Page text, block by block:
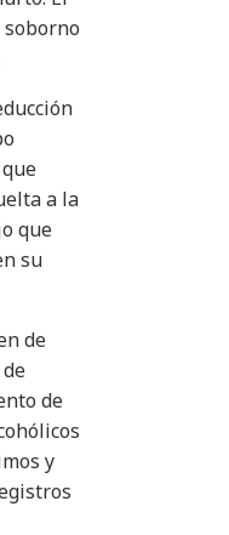
a la
que
su
de
de
y